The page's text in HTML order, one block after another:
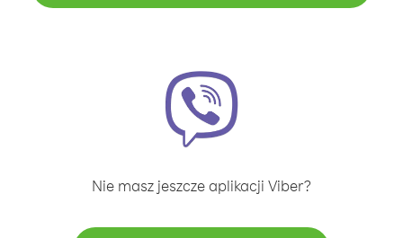
Nie masz jeszcze aplikacji Viber?